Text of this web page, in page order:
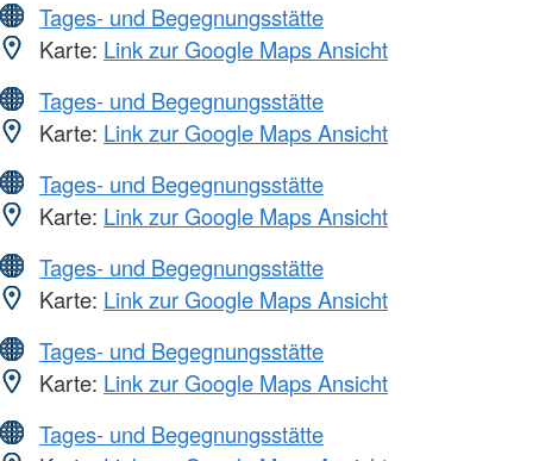
Tages- und Begegnungsstätte
Karte: Link zur Google Maps Ansicht
Tages- und Begegnungsstätte
Karte: Link zur Google Maps Ansicht
Tages- und Begegnungsstätte
Karte: Link zur Google Maps Ansicht
Tages- und Begegnungsstätte
Karte: Link zur Google Maps Ansicht
Tages- und Begegnungsstätte
Karte: Link zur Google Maps Ansicht
Tages- und Begegnungsstätte